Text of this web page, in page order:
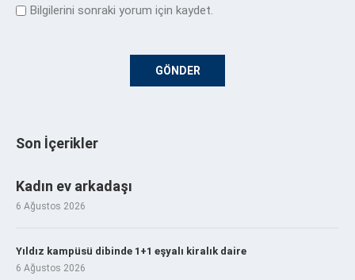
Bilgilerini sonraki yorum için kaydet.
Son İçerikler
Kadın ev arkadaşı
6 Ağustos 2026
Yıldız kampüsü dibinde 1+1 eşyalı kiralık daire
6 Ağustos 2026